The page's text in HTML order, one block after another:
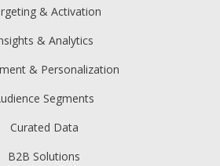
& Activation
& Analytics
& Personalization
Segments
Curated Data
B2B Solutions